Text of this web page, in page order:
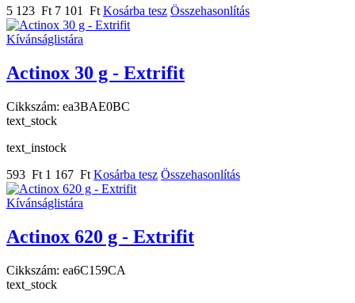
5 123 Ft 7 101 Ft Kosárba tesz Összehasonlítás
Kívánságlistára
Actinox 30 g - Extrifit
Cikkszám: ea3BAE0BC
text_stock
text_instock
593 Ft 1 167 Ft Kosárba tesz Összehasonlítás
Kívánságlistára
Actinox 620 g - Extrifit
Cikkszám: ea6C159CA
text_stock